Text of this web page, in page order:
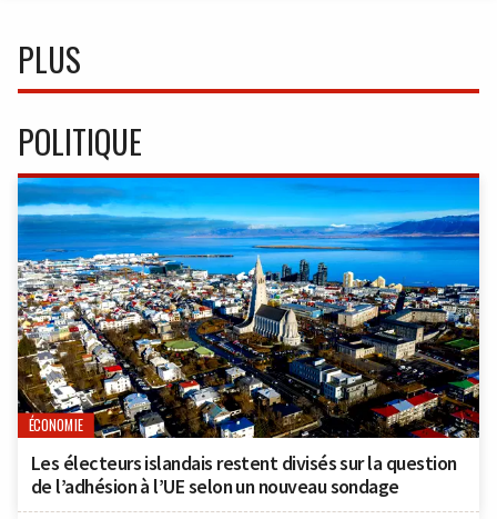
PLUS
POLITIQUE
ÉCONOMIE
Les électeurs islandais restent divisés sur la question
de l’adhésion à l’UE selon un nouveau sondage